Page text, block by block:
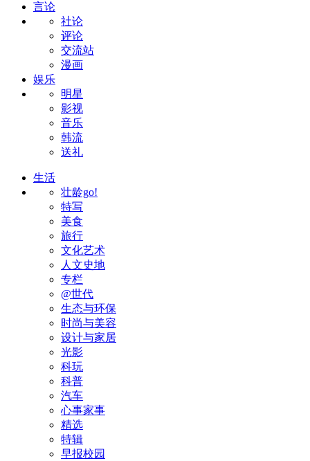
言论
社论
评论
交流站
漫画
娱乐
明星
影视
音乐
韩流
送礼
生活
壮龄go!
特写
美食
旅行
文化艺术
人文史地
专栏
@世代
生态与环保
时尚与美容
设计与家居
光影
科玩
科普
汽车
心事家事
精选
特辑
早报校园